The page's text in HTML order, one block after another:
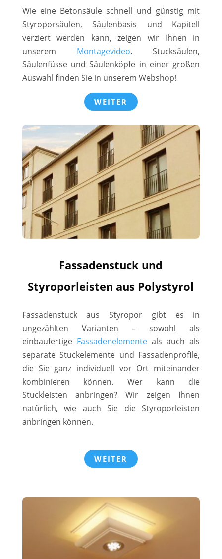
Wie eine Betonsäule schnell und günstig mit
Styroporsäulen, Säulenbasis und Kapitell
verziert werden kann, zeigen wir Ihnen in
unserem Montagevideo. Stucksäulen,
Säulenfüsse und Säulenköpfe in einer großen
Auswahl finden Sie in unserem Webshop!
WEITER
Fassadenstuck und
Styroporleisten aus Polystyrol
Fassadenstuck aus Styropor gibt es in
ungezählten Varianten – sowohl als
einbaufertige Fassadenelementeals auch als
separate Stuckelemente und Fassadenprofile,
die Sie ganz individuell vor Ort miteinander
kombinieren können. Wer kann die
Stuckleisten anbringen? Wir zeigen Ihnen
natürlich, wie auch Sie die Styroporleisten
anbringen können.
WEITER